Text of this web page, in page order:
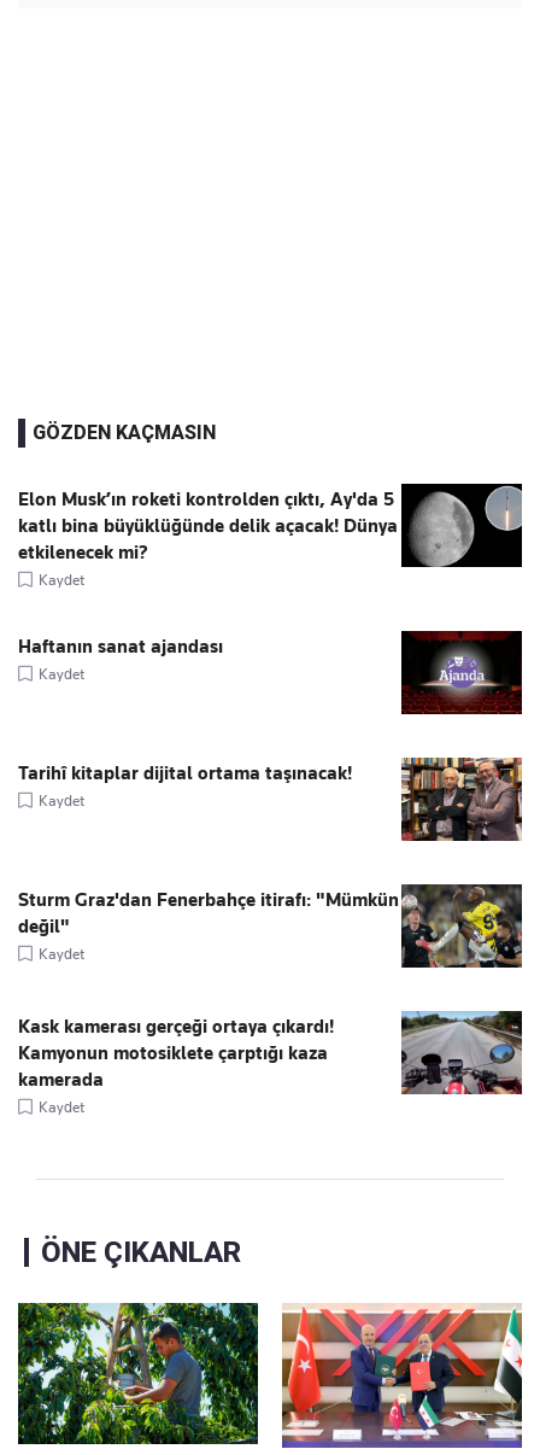
GÖZDEN KAÇMASIN
Elon Musk’ın roketi kontrolden çıktı, Ay'da 5
katlı bina büyüklüğünde delik açacak! Dünya
etkilenecek mi?
Kaydet
Haftanın sanat ajandası
Kaydet
Tarihî kitaplar dijital ortama taşınacak!
Kaydet
Sturm Graz'dan Fenerbahçe itirafı: "Mümkün
değil"
Kaydet
Kask kamerası gerçeği ortaya çıkardı!
Kamyonun motosiklete çarptığı kaza
kamerada
Kaydet
ÖNE ÇIKANLAR